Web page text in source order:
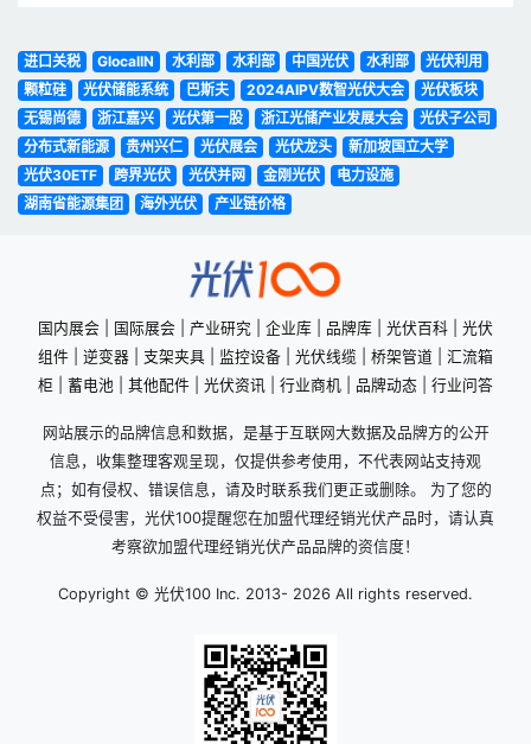
进口关税 GlocalIN 水利部 水利部 中国光伏 水利部
光伏利用
颗粒硅
光伏储能系统 巴斯夫 2024AIPV数智光伏大会
光伏板块
无锡尚德
浙江嘉兴 光伏第一股 浙江光储产业发展大会
光伏子公司
分布式新能源
贵州兴仁 光伏展会 光伏龙头
新加坡国立大学
光伏30ETF
跨界光伏 光伏并网 金刚光伏
电力设施
湖南省能源集团
海外光伏 产业链价格
国内展会 国际展会 产业研究 企业库 品牌库 光伏百科
光伏
组件
逆变器 支架夹具 监控设备 光伏线缆 桥架管道
汇流箱
柜
蓄电池 其他配件 光伏资讯 行业商机 品牌动态 行业问答
网站展示的品牌信息和数据，是基于互联网大数据及品牌方的公开
信息，收集整理客观呈现，仅提供参考使用，不代表网站支持观
点；如有侵权、错误信息，请及时联系我们更正或删除。 为了您的
权益不受侵害，光伏100提醒您在加盟代理经销光伏产品时，请认真
考察欲加盟代理经销光伏产品品牌的资信度！
Copyright © 光伏100 Inc. 2013- 2026 All rights reserved.